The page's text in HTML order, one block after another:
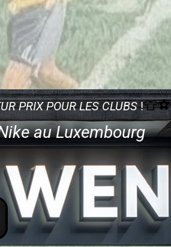
PRIX POUR LES CLUBS!👕⚽
au Luxembourg